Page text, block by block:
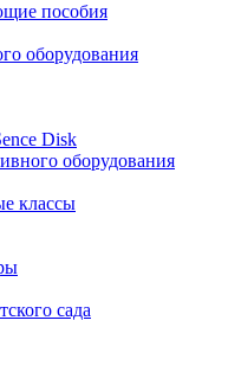
пособия
оборудования
Disk
оборудования
классы
сада